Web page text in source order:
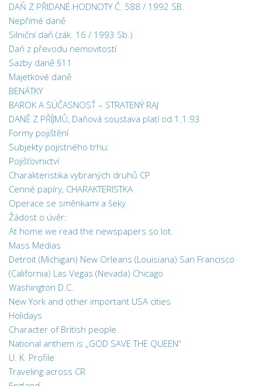
DAŇ Z PŘIDANÉ HODNOTY Č. 588 / 1992 SB.
Nepřímé daně
Silniční daň (zák. 16 / 1993 Sb.)
Daň z převodu nemovitostí
Sazby daně §11
Majetkové daně
BENÁTKY
BAROK A SÚČASNOSŤ – STRATENÝ RAJ
DANĚ Z PŘÍJMŮ, Daňová soustava platí od 1.1.93
Formy pojištění
Subjekty pojistného trhu:
Pojišťovnictví
Charakteristika vybraných druhů CP
Cenné papíry, CHARAKTERISTKA
Operace se směnkami a šeky
Žádost o úvěr:
At home we read the newspapers so lot.
Mass Medias
Detroit (Michigan) New Orleans (Louisiana) San Francisco
(California) Las Vegas (Nevada) Chicago
Washington D.C.
New York and other important USA cities
Holidays
Character of British people
National anthem is „GOD SAVE THE QUEEN“
U. K. Profile
Traveling across CR